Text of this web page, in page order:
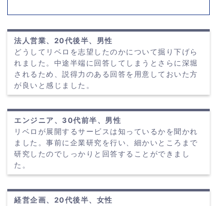
法人営業、20代後半、男性
どうしてリベロを志望したのかについて掘り下げら
れました。中途半端に回答してしまうとさらに深堀
されるため、説得力のある回答を用意しておいた方
が良いと感じました。
エンジニア、30代前半、男性
リベロが展開するサービスは知っているかを聞かれ
ました。事前に企業研究を行い、細かいところまで
研究したのでしっかりと回答することができまし
た。
経営企画、20代後半、女性